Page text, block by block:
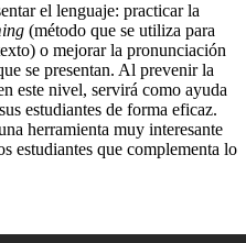
el lenguaje: practicar la
(método que se utiliza para
o mejorar la pronunciación
se presentan. Al prevenir la
este nivel, servirá como ayuda
estudiantes de forma eficaz.
herramienta muy interesante
estudiantes que complementa lo